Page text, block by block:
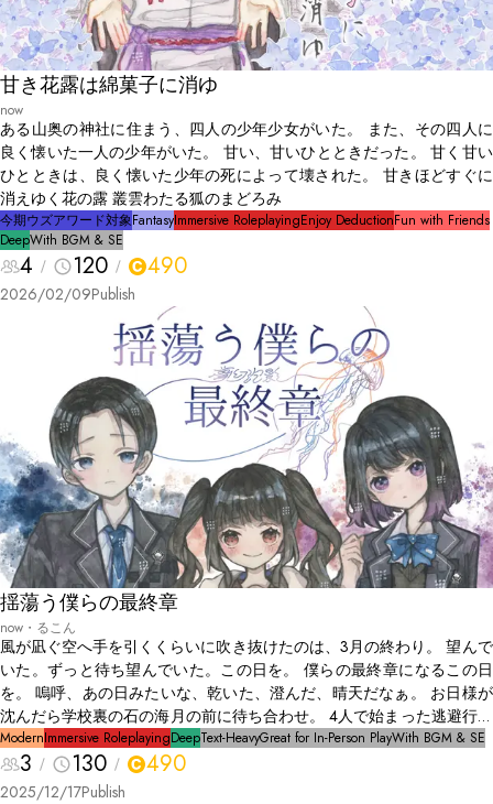
甘き花露は綿菓子に消ゆ
now
ある山奥の神社に住まう、四人の少年少女がいた。 また、その四人に
良く懐いた一人の少年がいた。 甘い、甘いひとときだった。 甘く甘い
ひとときは、良く懐いた少年の死によって壊された。 甘きほどすぐに
消えゆく花の露 叢雲わたる狐のまどろみ
今期ウズアワード対象FantasyImmersive RoleplayingEnjoy DeductionFun with Friends
DeepWith BGM & SE
4 120 490
2026/02/09Publish
揺蕩う僕らの最終章
now・るこん
風が凪ぐ空へ手を引くくらいに吹き抜けたのは、3月の終わり。 望んで
いた。ずっと待ち望んでいた。この日を。 僕らの最終章になるこの日
を。 嗚呼、あの日みたいな、乾いた、澄んだ、晴天だなぁ。 お日様が
沈んだら学校裏の石の海月の前に待ち合わせ。 4人で始まった逃避行は
1人の女子高生、結夢(ﾕﾒ)の死によって幻、泡、影のように掻き消える。
残された3人は息もできないこの世界で何を思うのだろうか。
ModernImmersive RoleplayingDeepText-HeavyGreat for In-Person PlayWith BGM & SE
3 130 490
2025/12/17Publish